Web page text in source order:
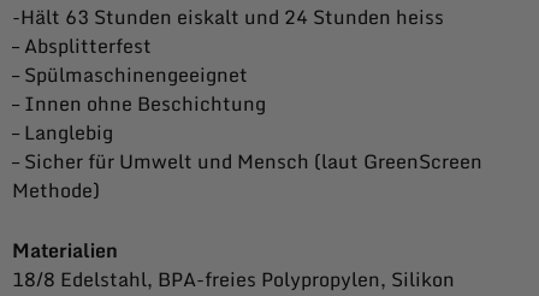
-Hält 63 Stunden eiskalt und 24 Stunden heiss
– Absplitterfest
– Spülmaschinengeeignet
– Innen ohne Beschichtung
– Langlebig
– Sicher für Umwelt und Mensch (laut GreenScreen
Methode)
Materialien
18/8 Edelstahl, BPA-freies Polypropylen, Silikon